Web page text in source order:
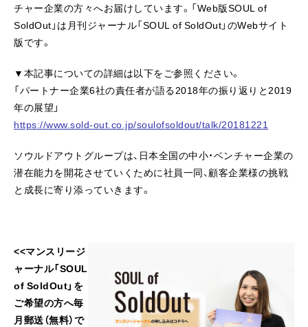
チャー企業の方々へお届けしています。「Web版SOUL of
SoldOut」は月刊ジャーナル「SOUL of SoldOut」のWebサイト
版です。
▼本記事についての詳細は以下をご参照ください。
「パートナー企業6社の責任者が語る2018年の振り返りと2019
年の展望」
https://www.sold-out.co.jp/soulofsoldout/talk/20181221
ソウルドアウトグループは、日本全国の中小・ベンチャー企業の
潜在能力を開花させていくために社員一同、顧客企業様の挑戦
と成長に寄り添っていきます。
<<マンスリージ
ャーナル「SOUL
of SoldOut」を
ご希望の方へ毎
月郵送（無料）で